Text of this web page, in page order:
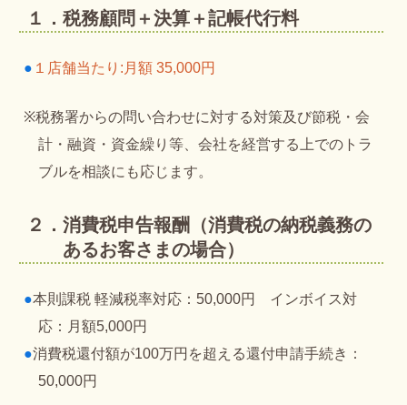
１．税務顧問＋決算＋記帳代行料
● １店舗当たり:月額 35,000円
※税務署からの問い合わせに対する対策及び節税・会
計・融資・資金繰り等、会社を経営する上でのトラ
ブルを相談にも応じます。
２．消費税申告報酬（消費税の納税義務の
あるお客さまの場合）
●本則課税 軽減税率対応：50,000円 インボイス対
応：月額5,000円
●消費税還付額が100万円を超える還付申請手続き：
50,000円